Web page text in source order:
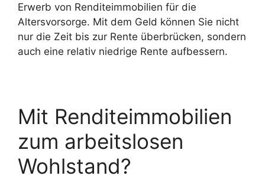
Erwerb von Renditeimmobilien für die
Altersvorsorge. Mit dem Geld können Sie nicht
nur die Zeit bis zur Rente überbrücken, sondern
auch eine relativ niedrige Rente aufbessern.
Mit Renditeimmobilien
zum arbeitslosen
Wohlstand?